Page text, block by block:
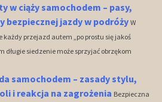
w ciąży samochodem – pasy,
bezpiecznej jazdy w podróżyW
każdy przejazd autem „po prostu się jakoś
długie siedzenie może sprzyjać obrzękom
samochodem – zasady stylu,
i reakcja na zagrożenia Bezpieczna